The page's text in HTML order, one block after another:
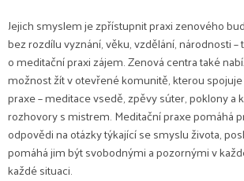
Jejich smyslem je zpřístupnit praxi zenového
bez rozdílu vyznání, věku, vzdělání, národnosti
o meditační praxi zájem. Zenová centra také
možnost žít v otevřené komunitě, kterou
praxe – meditace vsedě, zpěvy súter, poklony a
rozhovory s mistrem. Meditační praxe pomáhá
odpovědi na otázky týkající se smyslu života,
pomáhá jim být svobodnými a pozornými v
každé situaci.